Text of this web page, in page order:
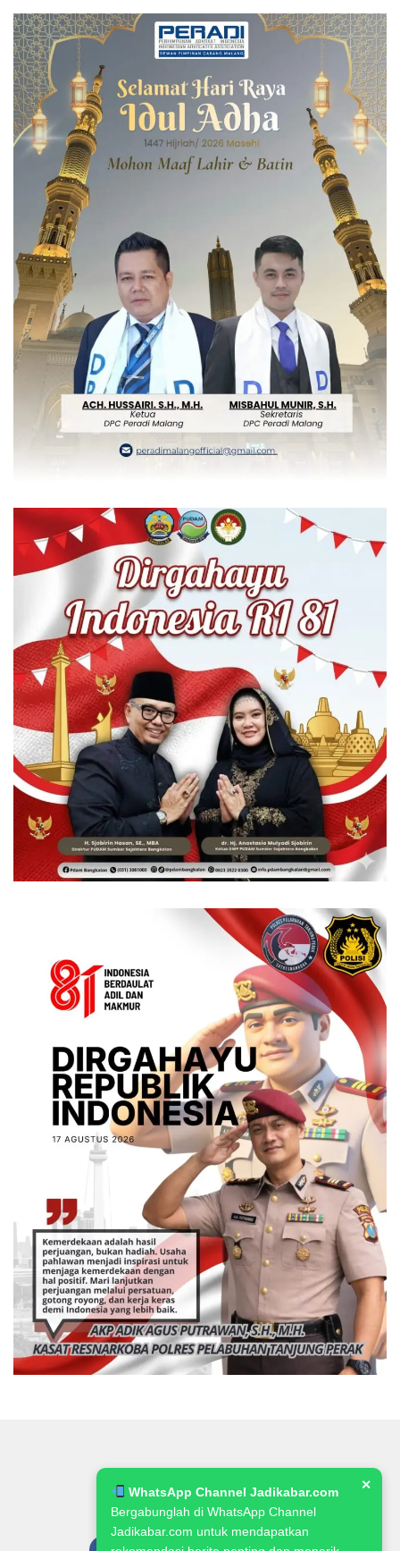
WhatsApp Channel Jadikabar.com
Bergabunglah di WhatsApp Channel
Jadikabar.com untuk mendapatkan
✕